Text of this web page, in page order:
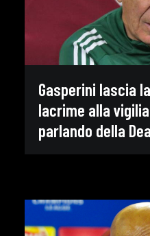
Gasperini lascia
lacrime alla
parlando della